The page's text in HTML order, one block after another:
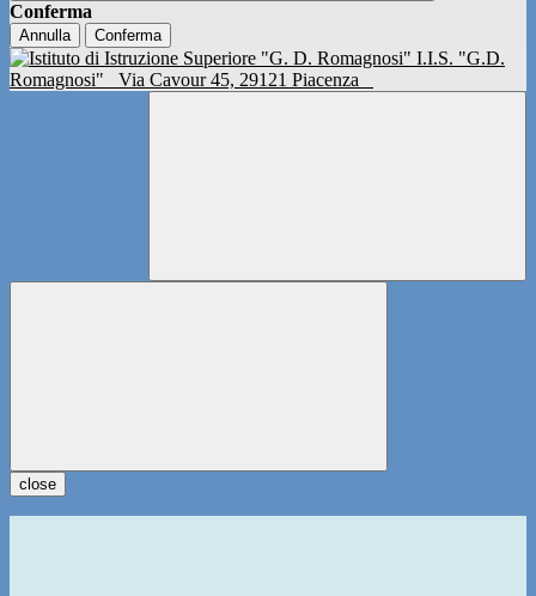
Conferma
Annulla Conferma
I.I.S. "G.D.
Romagnosi"
Via Cavour 45, 29121 Piacenza
close